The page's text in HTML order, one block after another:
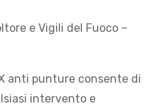
e Vigili del Fuoco –
anti punture consente di
intervento e